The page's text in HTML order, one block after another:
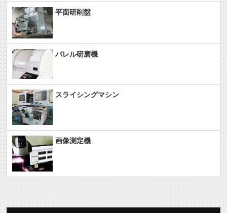
平面研削盤
バレル研磨機
スライシングマシン
画像測定機